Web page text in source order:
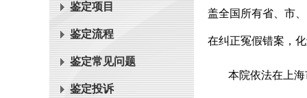
鉴定项目
鉴定流程
鉴定常见问题
鉴定投诉
盖全国所有省、市
在纠正冤假错案，
本院依法在上